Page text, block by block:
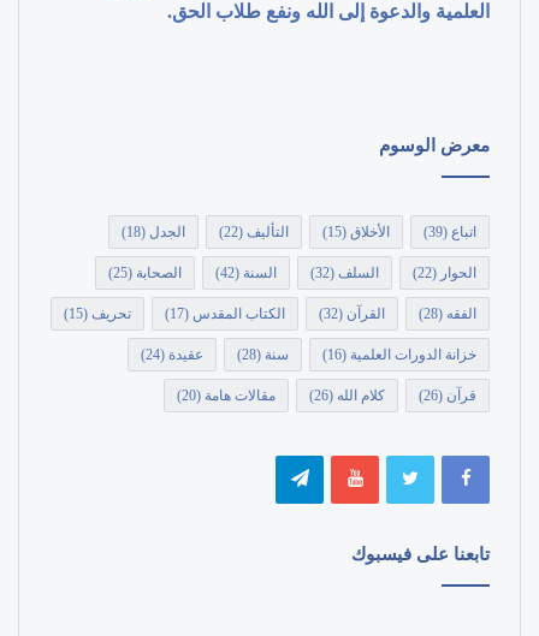
العلمية والدعوة إلى الله ونفع طلاب الحق.
معرض الوسوم
اتباع (39) الأخلاق (15) التأليف (22) الجدل (18)
الحوار (22) السلف (32) السنة (42) الصحابة (25)
الفقه (28) القرآن (32) الكتاب المقدس (17) تحريف (15)
خزانة الدورات العلمية (16) سنة (28) عقيدة (24)
قرآن (26) كلام الله (26) مقالات هامة (20)
تابعنا على فيسبوك